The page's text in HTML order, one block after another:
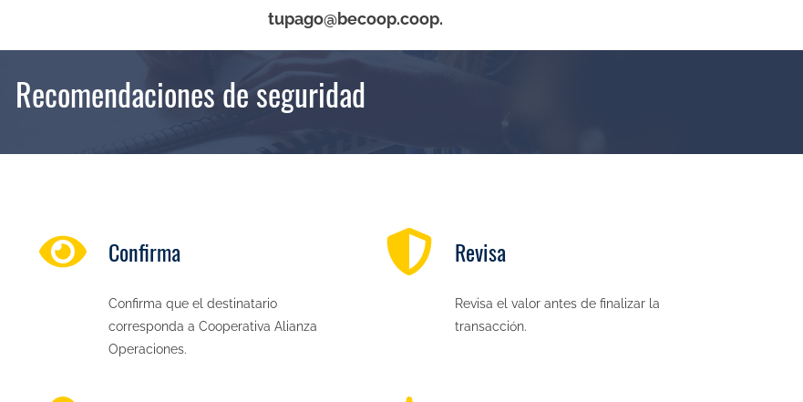
tupago@becoop.coop.
Recomendaciones deseguridad
Confirma
Confirma que el destinatario
corresponda a Cooperativa Alianza
Operaciones.
Revisa
Revisa el valor antes de finalizar la
transacción.